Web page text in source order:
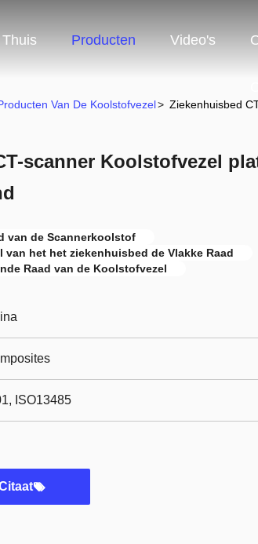
Thuis Producten Video's
Van De Koolstofvezel> Ziekenhuisbed
scanner Koolstofvezel
van de Scannerkoolstof
van het het ziekenhuisbed de Vlakke Raad
Raad van de Koolstofvezel
ISO13485